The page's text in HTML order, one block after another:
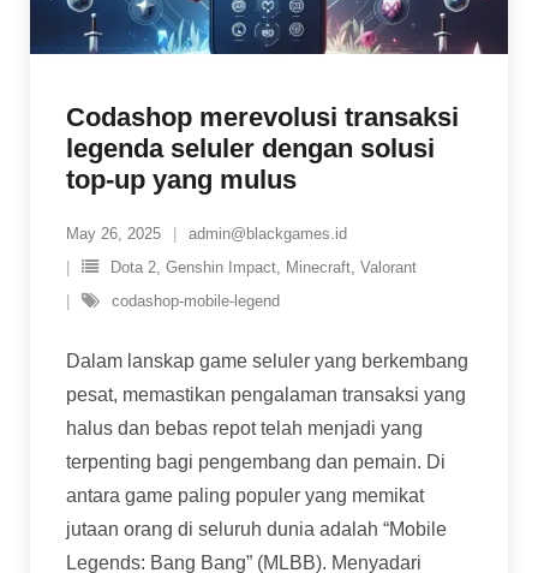
Codashop merevolusi transaksi
legenda seluler dengan solusi
top-up yang mulus
May 26, 2025
admin@blackgames.id
Dota 2, Genshin Impact, Minecraft, Valorant
codashop-mobile-legend
Dalam lanskap game seluler yang berkembang
pesat, memastikan pengalaman transaksi yang
halus dan bebas repot telah menjadi yang
terpenting bagi pengembang dan pemain. Di
antara game paling populer yang memikat
jutaan orang di seluruh dunia adalah “Mobile
Legends: Bang Bang” (MLBB). Menyadari